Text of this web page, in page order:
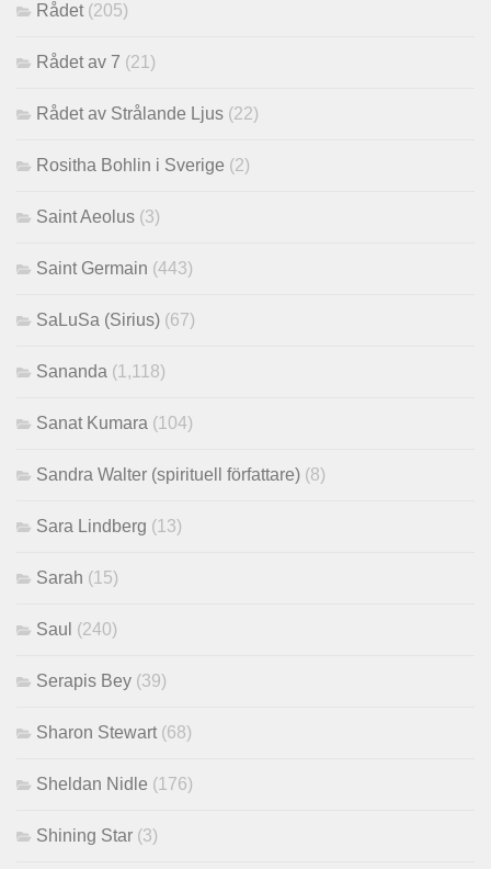
Rådet (205)
Rådet av 7 (21)
Rådet av Strålande Ljus (22)
Rositha Bohlin i Sverige (2)
Saint Aeolus (3)
Saint Germain (443)
SaLuSa (Sirius) (67)
Sananda (1,118)
Sanat Kumara (104)
Sandra Walter (spirituell författare) (8)
Sara Lindberg (13)
Sarah (15)
Saul (240)
Serapis Bey (39)
Sharon Stewart (68)
Sheldan Nidle (176)
Shining Star (3)